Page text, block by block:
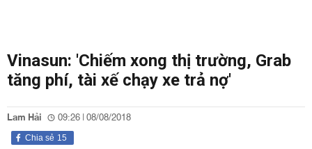
Vinasun: 'Chiếm xong thị trường, Grab
tăng phí, tài xế chạy xe trả nợ'
Lam Hải 09:26 | 08/08/2018
15
Chia sẻ